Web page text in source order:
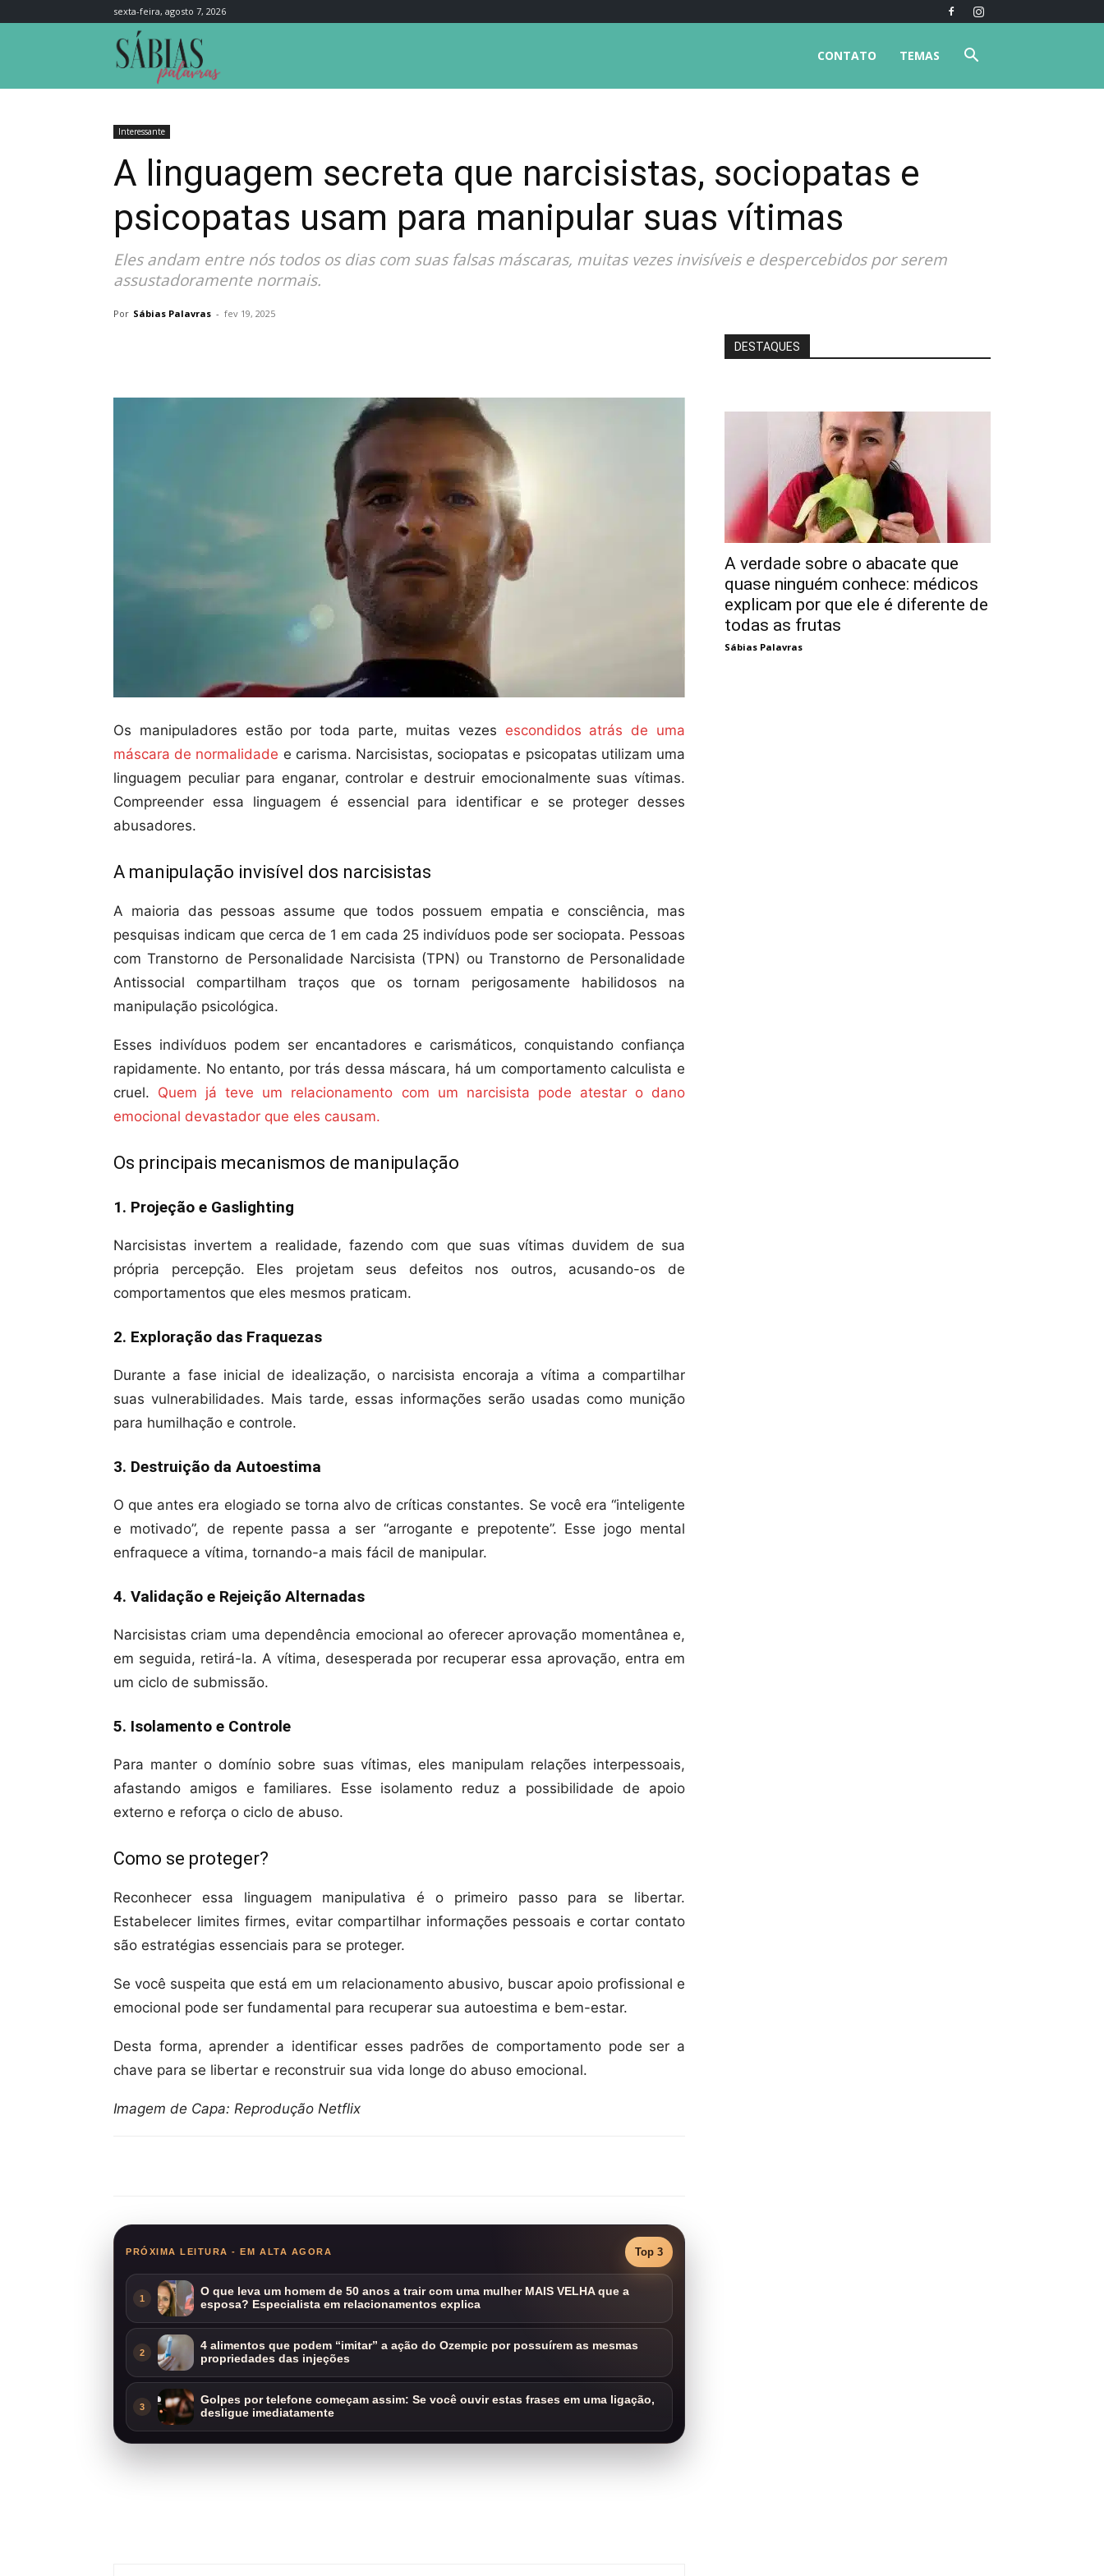
sexta-feira, agosto 7, 2026
TEMAS
CONTATO
Interessante
A linguagem secreta que narcisistas, sociopatas e
psicopatas usam para manipular suas vítimas
Eles andam entre nós todos os dias com suas falsas máscaras, muitas vezes invisíveis e despercebidos por serem
assustadoramente normais.
Por Sábias Palavras - fev 19, 2025
Os manipuladores estão por toda parte, muitas vezes escondidos atrás de uma
máscara de normalidade e carisma. Narcisistas, sociopatas e psicopatas utilizam uma
linguagem peculiar para enganar, controlar e destruir emocionalmente suas vítimas.
Compreender essa linguagem é essencial para identificar e se proteger desses
abusadores.
A manipulação invisível dos narcisistas
A maioria das pessoas assume que todos possuem empatia e consciência, mas
pesquisas indicam que cerca de 1 em cada 25 indivíduos pode ser sociopata. Pessoas
com Transtorno de Personalidade Narcisista (TPN) ou Transtorno de Personalidade
Antissocial compartilham traços que os tornam perigosamente habilidosos na
manipulação psicológica.
Esses indivíduos podem ser encantadores e carismáticos, conquistando confiança
rapidamente. No entanto, por trás dessa máscara, há um comportamento calculista e
cruel. Quem já teve um relacionamento com um narcisista pode atestar o dano
emocional devastador que eles causam.
Os principais mecanismos de manipulação
1. Projeção e Gaslighting
Narcisistas invertem a realidade, fazendo com que suas vítimas duvidem de sua
própria percepção. Eles projetam seus defeitos nos outros, acusando-os de
comportamentos que eles mesmos praticam.
2. Exploração das Fraquezas
Durante a fase inicial de idealização, o narcisista encoraja a vítima a compartilhar
suas vulnerabilidades. Mais tarde, essas informações serão usadas como munição
para humilhação e controle.
3. Destruição da Autoestima
O que antes era elogiado se torna alvo de críticas constantes. Se você era “inteligente
e motivado”, de repente passa a ser “arrogante e prepotente”. Esse jogo mental
enfraquece a vítima, tornando-a mais fácil de manipular.
4. Validação e Rejeição Alternadas
Narcisistas criam uma dependência emocional ao oferecer aprovação momentânea e,
em seguida, retirá-la. A vítima, desesperada por recuperar essa aprovação, entra em
um ciclo de submissão.
5. Isolamento e Controle
Para manter o domínio sobre suas vítimas, eles manipulam relações interpessoais,
afastando amigos e familiares. Esse isolamento reduz a possibilidade de apoio
externo e reforça o ciclo de abuso.
Como se proteger?
Reconhecer essa linguagem manipulativa é o primeiro passo para se libertar.
Estabelecer limites firmes, evitar compartilhar informações pessoais e cortar contato
são estratégias essenciais para se proteger.
Se você suspeita que está em um relacionamento abusivo, buscar apoio profissional e
emocional pode ser fundamental para recuperar sua autoestima e bem-estar.
Desta forma, aprender a identificar esses padrões de comportamento pode ser a
chave para se libertar e reconstruir sua vida longe do abuso emocional.
Imagem de Capa: Reprodução Netflix
PRÓXIMA LEITURA - EM ALTA AGORA Top 3
1
O que leva um homem de 50 anos a trair com uma mulher MAIS VELHA que a
esposa? Especialista em relacionamentos explica
2
4 alimentos que podem “imitar” a ação do Ozempic por possuírem as mesmas
propriedades das injeções
3
Golpes por telefone começam assim: Se você ouvir estas frases em uma ligação,
desligue imediatamente
DESTAQUES
A verdade sobre o abacate que
quase ninguém conhece: médicos
explicam por que ele é diferente de
todas as frutas
Sábias Palavras